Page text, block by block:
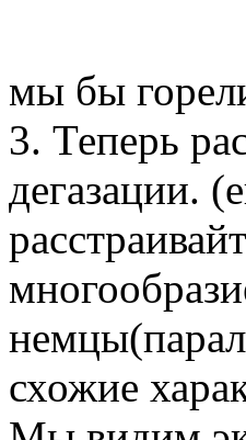
мы бы
3. Теперь
дегазации.
схожие